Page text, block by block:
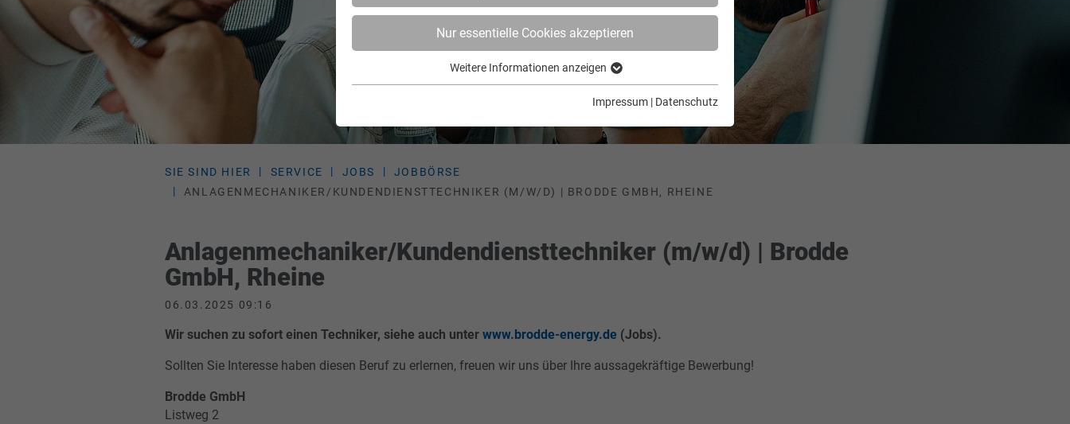
Nur essentielle Cookies akzeptieren
Weitere Informationen anzeigen
Impressum | Datenschutz
SIE SIND HIER SERVICE JOBS
JOBBÖRSE
ANLAGENMECHANIKER/ KUNDENDIENSTTECHNIKER (M/W/D) | BRODDE GMBH, RHEINE
Anlagenmechaniker/Kundendiensttechniker (m/w/d) | Brodde
GmbH, Rheine
06.03.2025 09:16
Wir suchen zu sofort einen Techniker, siehe auch unter www.brodde-energy.de (Jobs).
Sollten Sie Interesse haben diesen Beruf zu erlernen, freuen wir uns über Ihre aussagekräftige Bewerbung!
Brodde GmbH
Listweg 2